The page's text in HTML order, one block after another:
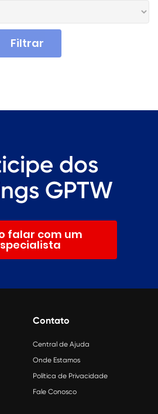
Filtrar
dos
GPTW
falar com um
Contato
Central de Ajuda
Onde Estamos
Política de Privacidade
Fale Conosco